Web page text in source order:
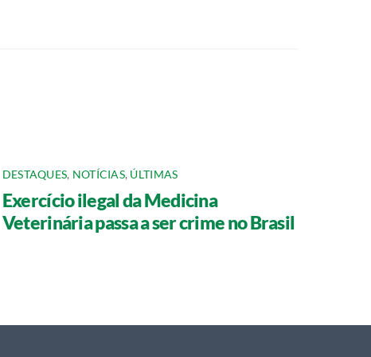
DESTAQUES, NOTÍCIAS, ÚLTIMAS
Exercício ilegal da Medicina
Veterinária passa a ser crime no Brasil